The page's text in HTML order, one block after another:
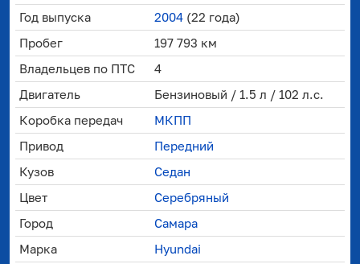
Год выпуска 2004 (22 года)
Пробег
197 793 км
Владельцев по ПТС
4
Двигатель
Бензиновый / 1.5 л / 102 л.с.
Коробка передач
МКПП
Привод
Передний
Кузов
Седан
Цвет
Серебряный
Город
Самара
Марка
Hyundai